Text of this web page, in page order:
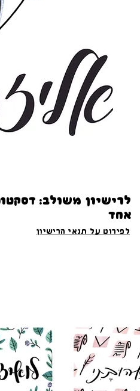
אחד
לפירוט על תנאי הרישיון